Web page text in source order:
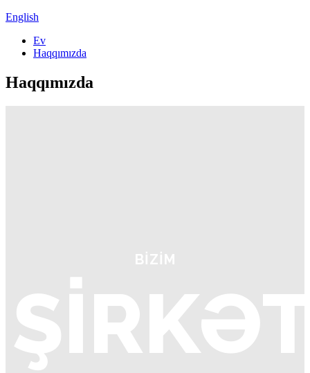
English
Ev
Haqqımızda
Haqqımızda
BİZİM